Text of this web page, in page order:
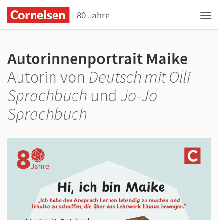
80 Jahre
Autorinnenportrait Maike
Autorin von Deutsch mit Olli
Sprachbuch und Jo-Jo
Sprachbuch